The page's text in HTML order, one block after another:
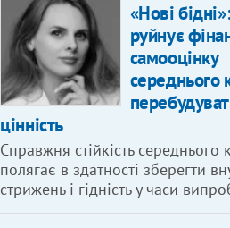
«Нові
руйнує
самооцінку
середнього
цінність
Справжня стійкість середнього
полягає в здатності зберегти
стрижень і гідність у часи